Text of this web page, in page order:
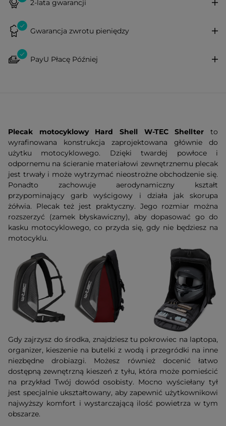
2-lata gwarancji
Gwarancja zwrotu pieniędzy
PayU Płacę Później
Plecak motocyklowy Hard Shell W-TEC Shellter to
wyrafinowana konstrukcja zaprojektowana głównie do
użytku motocyklowego. Dzięki twardej powłoce i
odpornemu na ścieranie materiałowi zewnętrznemu plecak
jest trwały i może wytrzymać nieostrożne obchodzenie się.
Ponadto zachowuje aerodynamiczny kształt
przypominający garb wyścigowy i działa jak skorupa
żółwia. Plecak też jest praktyczny. Jego rozmiar można
rozszerzyć (zamek błyskawiczny), aby dopasować go do
kasku motocyklowego, co przyda się, gdy nie będziesz na
motocyklu.
Gdy zajrzysz do środka, znajdziesz tu pokrowiec na laptopa,
organizer, kieszenie na butelki z wodą i przegródki na inne
niezbędne drobiazgi. Możesz również docenić łatwo
dostępną zewnętrzną kieszeń z tyłu, która może pomieścić
na przykład Twój dowód osobisty. Mocno wyściełany tył
jest specjalnie ukształtowany, aby zapewnić użytkownikowi
najwyższy komfort i wystarczającą ilość powietrza w tym
obszarze.